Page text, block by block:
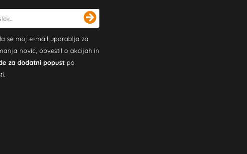
se moj e-mail uporablja za
novic, obvestil o akcijah in
za dodatni popust po